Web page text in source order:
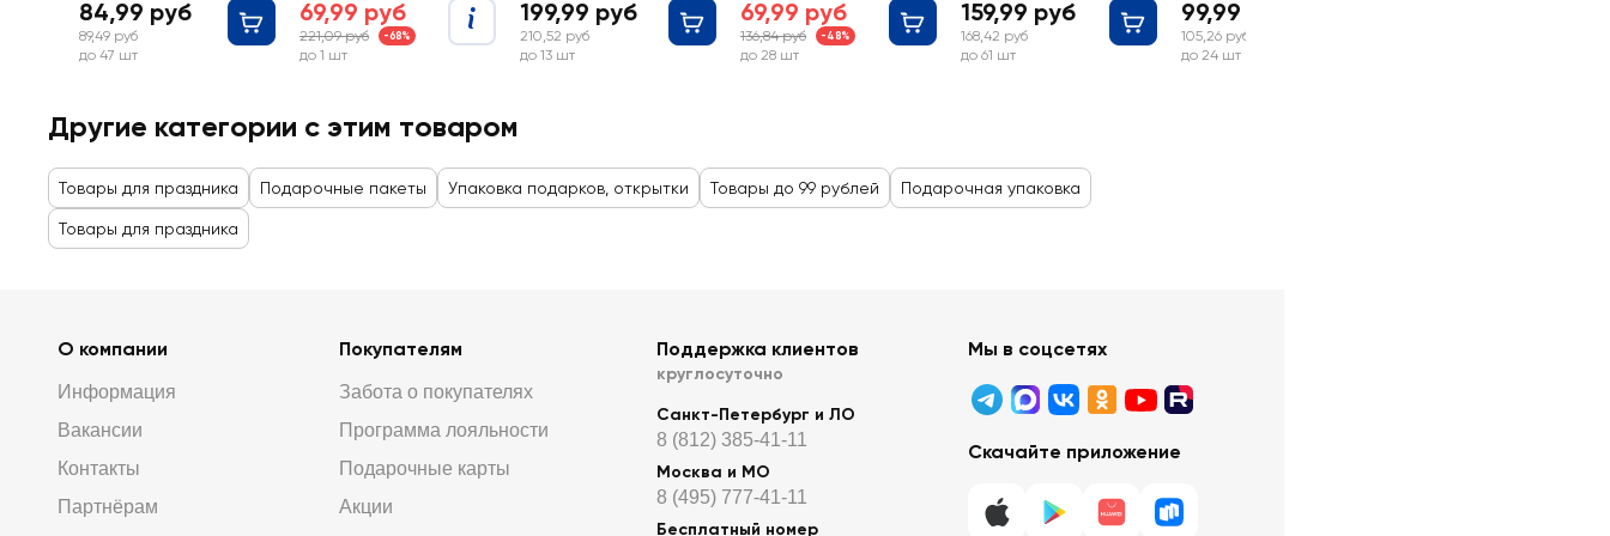
84,99 руб
89,49 руб
до 47 шт
69,99 руб
221,09 руб -68%
до 1 шт
199,99 руб
210,52 руб
до 13 шт
69,99 руб
136,84 руб -48%
до 28 шт
159,99 руб
168,42 руб
до 61 шт
99,99 руб
105,26 руб
до 24 шт
Другие категории с этим товаром
Товары для праздника Подарочные пакеты Упаковка подарков, открытки Товары до 99 рублей Подарочная упаковка
Товары для праздника
О компании
Информация
Вакансии
Контакты
Партнёрам
Покупателям
Забота о покупателях
Программа лояльности
Подарочные карты
Акции
Поддержка клиентов
круглосуточно
Санкт-Петербург и ЛО
8 (812) 385-41-11
Москва и МО
8 (495) 777-41-11
Бесплатный номер
Мы в соцсетях
Скачайте приложение